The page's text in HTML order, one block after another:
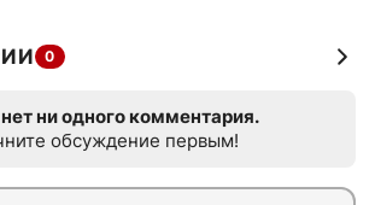
0
ни одного комментария.
обсуждение первым!